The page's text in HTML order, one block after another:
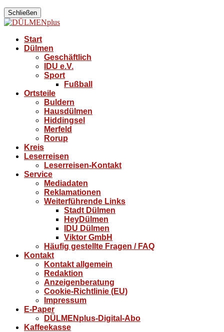
Schließen
Start
Dülmen
Geschäftlich
IDU e.V.
Sport
Fußball
Ortsteile
Buldern
Hausdülmen
Hiddingsel
Merfeld
Rorup
Kreis
Leserreisen
Leserreisen-Kontakt
Service
Mediadaten
Reklamationen
Weiterführende Links
Stadt Dülmen
HeyDülmen
IDU Dülmen
Viktor GmbH
Häufig gestellte Fragen / FAQ
Kontakt
Kontakt allgemein
Redaktion
Anzeigenberatung
Cookie-Richtlinie (EU)
Impressum
E-Paper
DÜLMENplus-Digital-Abo
Kaffeekasse